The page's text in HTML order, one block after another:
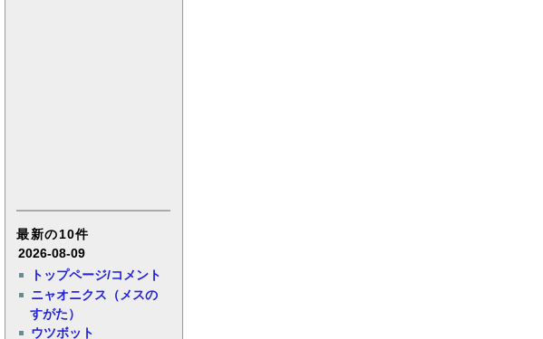
最新の10件
2026-08-09
トップページ/コメント
ニャオニクス（メスの
すがた）
ウツボット